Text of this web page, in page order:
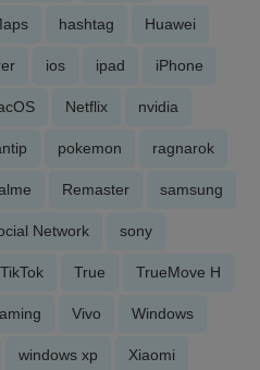
hashtag Huawei
ios ipad iPhone
Netflix nvidia
pokemon ragnarok
Remaster samsung
Network sony
TikTok True TrueMove H
Vivo Windows
windows xp Xiaomi